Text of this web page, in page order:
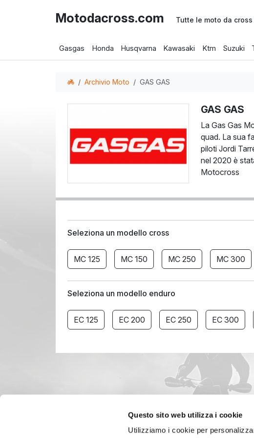
Questo sito web utilizza i cookie
Utilizziamo i cookie per
Motodacross.com Tutte le moto da
Gasgas Honda Husqvarna Kawasaki Ktm Suzuki
Archivio Moto GAS GAS
GAS GAS
La Gas Gas
quad. La sua
piloti Jordi
nel 2020 è
Motocross
Seleziona un modello cross
MC 125 MC 150 MC 250 MC 300
Seleziona un modello enduro
EC 125 EC 200 EC 250 EC 300